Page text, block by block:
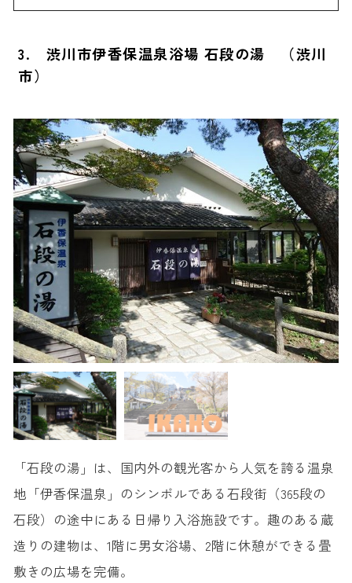
3. 渋川市伊香保温泉浴場 石段の湯 （渋川
市）
「石段の湯」は、国内外の観光客から人気を誇る温泉
地「伊香保温泉」のシンボルである石段街（365段の
石段）の途中にある日帰り入浴施設です。趣のある蔵
造りの建物は、1階に男女浴場、2階に休憩ができる畳
敷きの広場を完備。